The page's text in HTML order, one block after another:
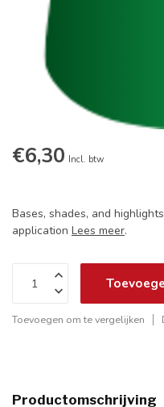
€6,30 Incl. btw
Bases, shades, and
application Lees meer.
Toevoegen om te vergelijken
Productomschrijving